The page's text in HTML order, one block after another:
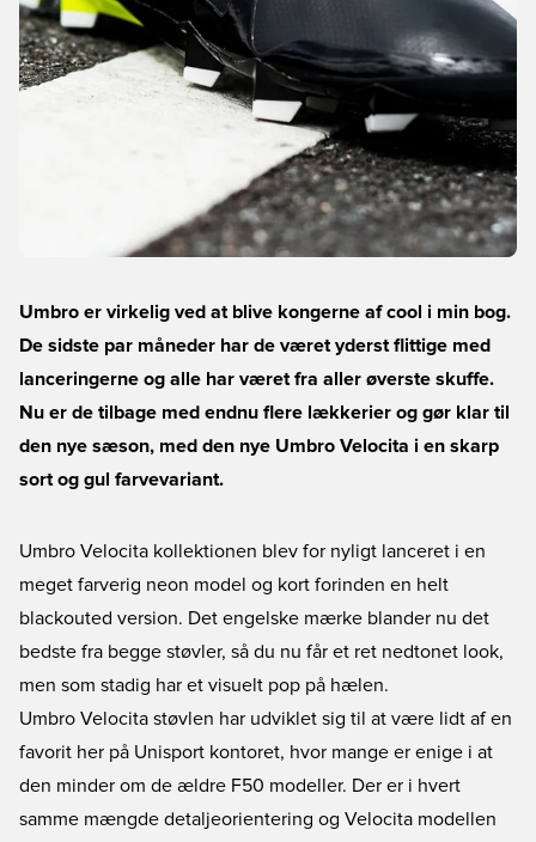
Umbro er virkelig ved at blive kongerne af cool i min bog.
De sidste par måneder har de været yderst flittige med
lanceringerne og alle har været fra aller øverste skuffe.
Nu er de tilbage med endnu flere lækkerier og gør klar til
den nye sæson, med den nye Umbro Velocita i en skarp
sort og gul farvevariant.
Umbro Velocita kollektionen blev for nyligt lanceret i en
meget farverig neon model og kort forinden en helt
blackouted version. Det engelske mærke blander nu det
bedste fra begge støvler, så du nu får et ret nedtonet look,
men som stadig har et visuelt pop på hælen.
Umbro Velocita støvlen har udviklet sig til at være lidt af en
favorit her på Unisport kontoret, hvor mange er enige i at
den minder om de ældre F50 modeller. Der er i hvert
samme mængde detaljeorientering og Velocita modellen